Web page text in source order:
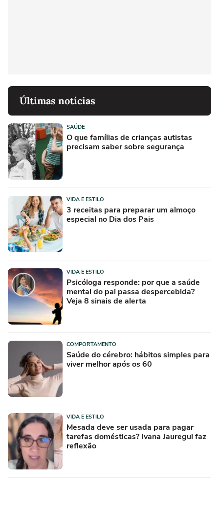
Últimas notícias
SAÚDE
O que famílias de crianças autistas
precisam saber sobre segurança
VIDA E ESTILO
3 receitas para preparar um almoço
especial no Dia dos Pais
VIDA E ESTILO
Psicóloga responde: por que a saúde
mental do pai passa despercebida?
Veja 8 sinais de alerta
COMPORTAMENTO
Saúde do cérebro: hábitos simples para
viver melhor após os 60
VIDA E ESTILO
Mesada deve ser usada para pagar
tarefas domésticas? Ivana Jauregui faz
reflexão